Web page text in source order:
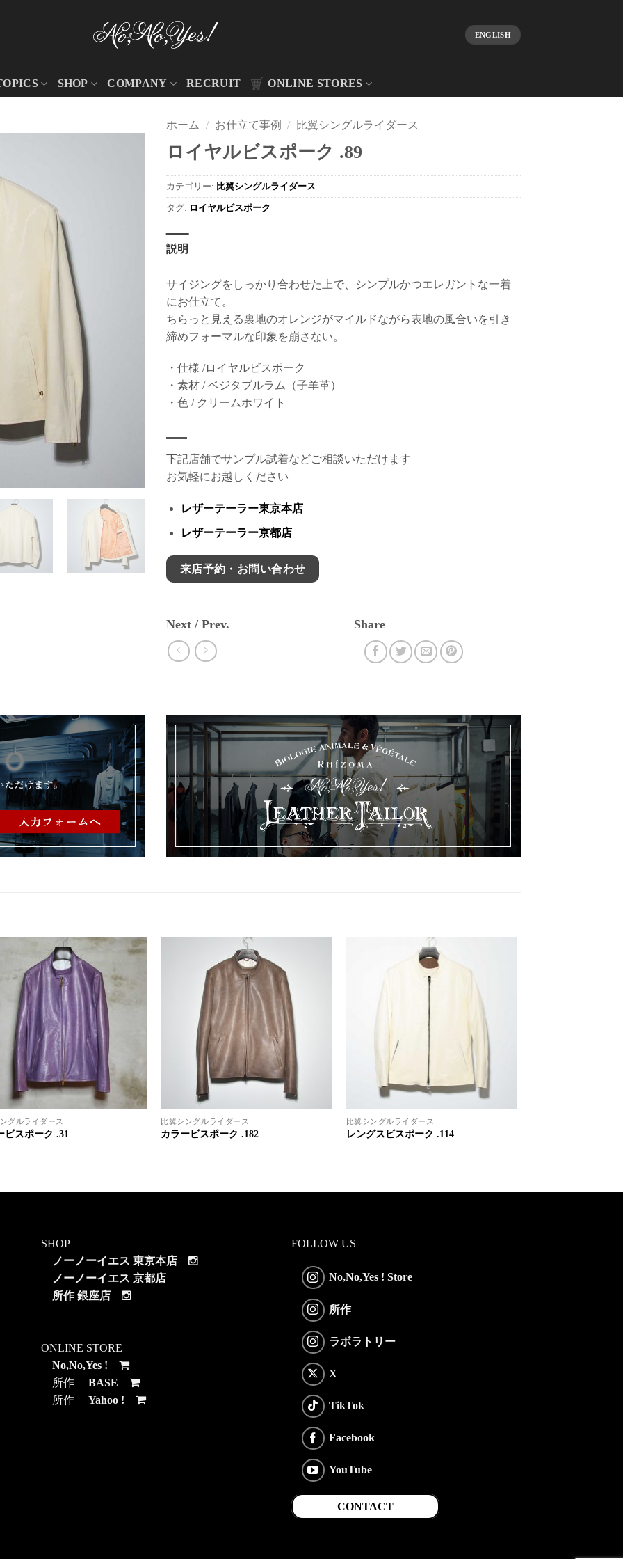
ENGLISH
SHOP COMPANY RECRUIT ONLINE STORES
ホーム / お仕立て事例 / 比翼シングルライダース
ロイヤルビスポーク .89
カテゴリー: 比翼シングルライダース
タグ: ロイヤルビスポーク
説明
サイジングをしっかり合わせた上で、シンプルかつエレガントな一着
にお仕立て。
ちらっと見える裏地のオレンジがマイルドながら表地の風合いを引き
締めフォーマルな印象を崩さない。
・仕様 /ロイヤルビスポーク
・素材 / ベジタブルラム（子羊革）
・色 / クリームホワイト
下記店舗でサンプル試着などご相談いただけます
お気軽にお越しください
レザーテーラー東京本店
レザーテーラー京都店
来店予約・お問い合わせ
Next / Prev. Share
グルライダース
ビスポーク .31
比翼シングルライダース
カラービスポーク .182
比翼シングルライダース
レングスビスポーク .114
SHOP
ノーノーイエス 東京本店
ノーノーイエス 京都店
所作 銀座店
ONLINE STORE
No,No,Yes !
所作 BASE
所作 Yahoo !
FOLLOW US
No,No,Yes ! Store
所作
ラボラトリー
X
TikTok
Facebook
YouTube
CONTACT